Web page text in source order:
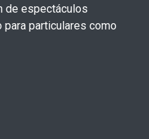
de espectáculos
particulares como